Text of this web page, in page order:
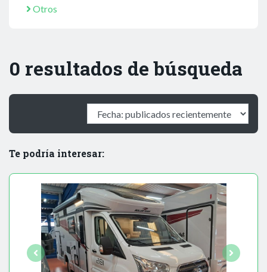
Otros
0 resultados de búsqueda
Te podría interesar: